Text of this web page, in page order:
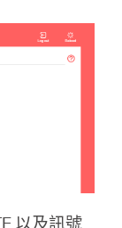
以及訊號